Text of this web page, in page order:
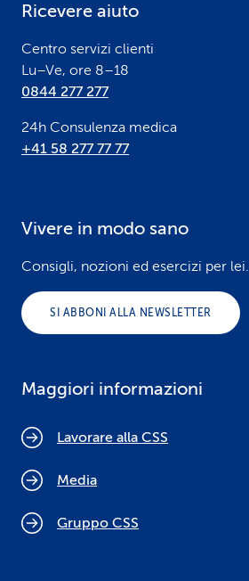
Ricevere aiuto
Centro servizi clienti
Lu–Ve, ore 8–18
0844 277 277
24h Consulenza medica
+41 58 277 77 77
Vivere in modo sano
Consigli, nozioni ed esercizi per lei.
SI ABBONI ALLA NEWSLETTER
Maggiori informazioni
Lavorare alla CSS
Media
Gruppo CSS